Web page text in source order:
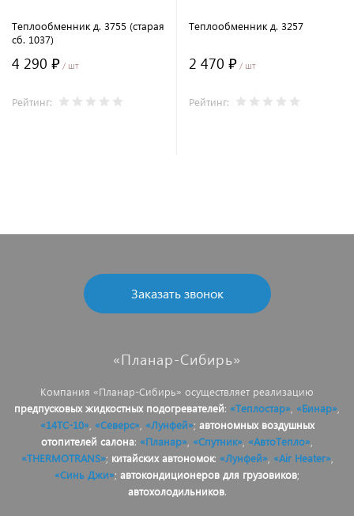
Теплообменник д. 3755 (старая
сб. 1037)
4 290 ₽ / шт
Рейтинг:
Теплообменник д. 3257
2 470 ₽ / шт
Рейтинг:
Заказать звонок
«Планар-Сибирь»
Компания «Планар-Сибирь» осуществляет реализацию
предпусковых жидкостных подогревателей: «Теплостар» «Бинар»
«14ТС-10», «Северс», «Лунфей»; автономных воздушных
отопителей салона: «Планар» «Спутник» «АвтоТепло»
«THERMOTRANS»; китайских автономок: «Лунфей», «Air Heater»,
«Синь Джи»; автокондиционеров для грузовиков;
автохолодильников.